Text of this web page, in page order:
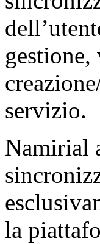
servizio.
Namirial
la